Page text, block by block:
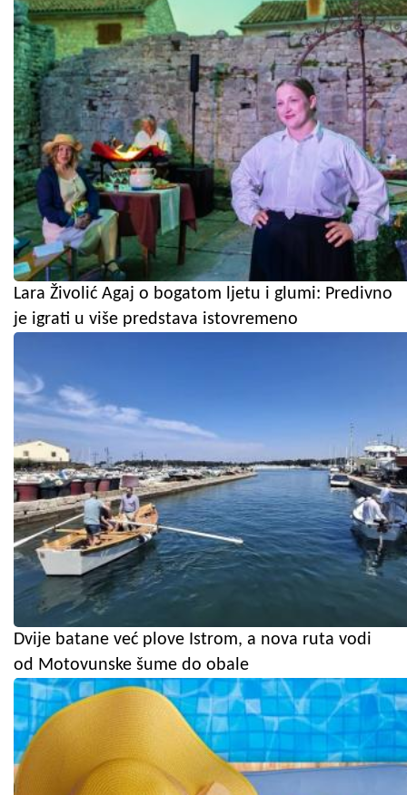
Lara Živolić Agaj o bogatom ljetu i glumi: Predivno
je igrati u više predstava istovremeno
Dvije batane već plove Istrom, a nova ruta vodi
od Motovunske šume do obale